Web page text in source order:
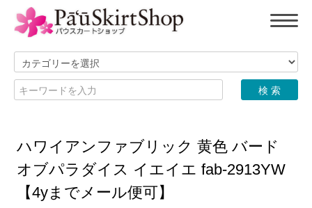
ハワイアンファブリック 黄色 バード
オブパラダイス イエイエ fab-2913YW
【4yまでメール便可】